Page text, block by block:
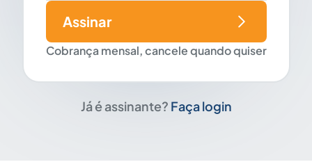
Cobrança mensal, cancele quando quiser
Assinar
Já é assinante? Faça login